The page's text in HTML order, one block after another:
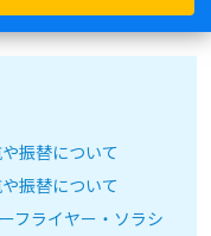
振替について
振替について
フライヤー・ソラシ